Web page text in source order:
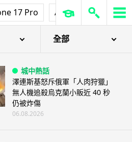
17 Pro AirPods Pro 3
全部
城中熱話
澤連斯基怒斥俄軍「人肉狩獵」
無人機追殺烏克蘭小販近 40 秒
仍被炸傷
06.08.2026